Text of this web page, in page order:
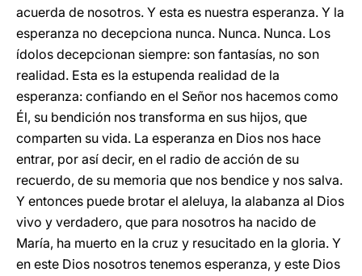
acuerda de nosotros. Y esta es nuestra esperanza. Y la
esperanza no decepciona nunca. Nunca. Nunca. Los
ídolos decepcionan siempre: son fantasías, no son
realidad. Esta es la estupenda realidad de la
esperanza: confiando en el Señor nos hacemos como
Él, su bendición nos transforma en sus hijos, que
comparten su vida. La esperanza en Dios nos hace
entrar, por así decir, en el radio de acción de su
recuerdo, de su memoria que nos bendice y nos salva.
Y entonces puede brotar el aleluya, la alabanza al Dios
vivo y verdadero, que para nosotros ha nacido de
María, ha muerto en la cruz y resucitado en la gloria. Y
en este Dios nosotros tenemos esperanza, y este Dios